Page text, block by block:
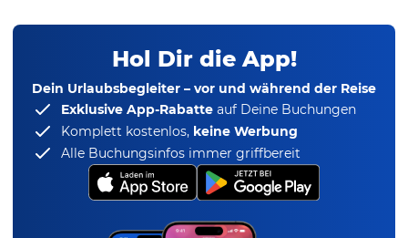
Hol Dir die App!
Dein Urlaubsbegleiter – vor und während der Reise
Exklusive App-Rabatte auf Deine Buchungen
Komplett kostenlos, keine Werbung
Alle Buchungsinfos immer griffbereit